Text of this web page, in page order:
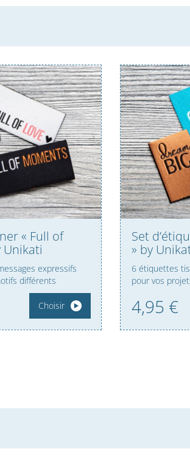
« Full of
Unikati
expressifs
différents
Choisir
Set
» by
6 étiquettes
pour vos
4,95 €